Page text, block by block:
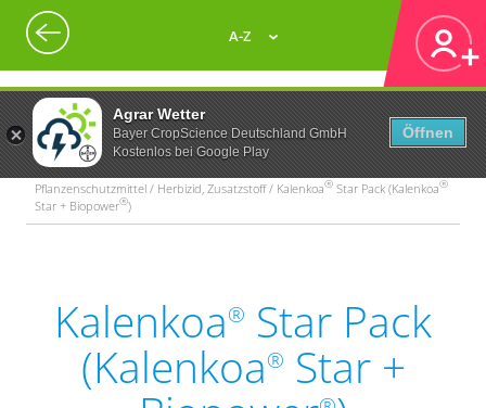
Agrar Wetter
Bayer CropScience Deutschland GmbH
Kostenlos bei Google Play
Öffnen
A-Z
Pflanzenschutzmittel / Herbizid, Zusatzstoff / Kalenkoa® Star Pack (Kalenkoa®
Star + Biopower®)
Kalenkoa® Star Pack
(Kalenkoa® Star +